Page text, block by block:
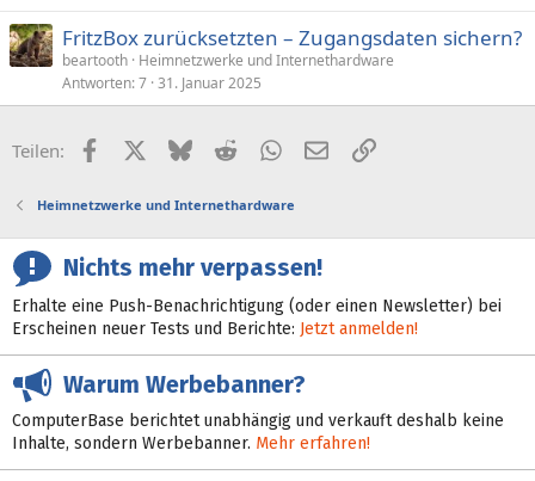
FritzBox zurücksetzten – Zugangsdaten sichern?
beartooth Heimnetzwerke und Internethardware
Antworten 7 31. Januar 2025
Teilen: FacebookX (Twitter)
BlueskyRedditWhatsApp
E-MailLink
Heimnetzwerke und Internethardware
Nichts mehr verpassen!
Erhalte eine Push-Benachrichtigung (oder einen Newsletter) bei
Erscheinen neuer Tests und Berichte: Jetzt anmelden!
Warum Werbebanner?
ComputerBase berichtet unabhängig und verkauft deshalb keine
Inhalte, sondern Werbebanner. Mehr erfahren!